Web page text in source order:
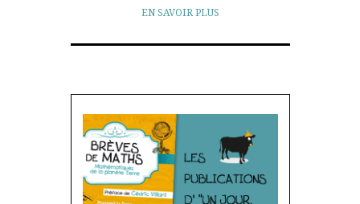
EN SAVOIR PLUS